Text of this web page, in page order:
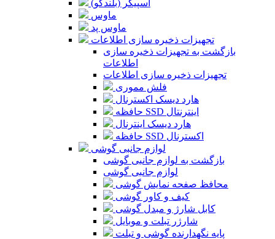
اسپیکر (بلندگو)
ماوس
ماوس پد
تجهیزات ذخیره سازی اطلاعات
بازگشت به تجهیزات ذخیره سازی
اطلاعات
تجهیزات ذخیره سازی اطلاعات
فلش مموری
هارد دیسک اکسترنال
حافظه SSD اینترنتال
هارد دیسک اینترنال
حافظه SSD اکسترنال
لوازم جانبی گوشی
بازگشت به لوازم جانبی گوشی
لوازم جانبی گوشی
محافظ صفحه نمایش گوشی
کیف و کاور گوشی
کابل شارژ و مبدل گوشی
شارژر تبلت و موبایل
پایه نگهدارنده گوشی و تبلت